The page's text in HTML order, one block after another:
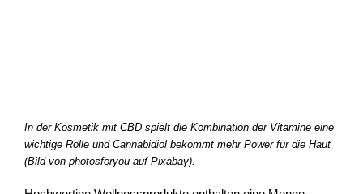
In der Kosmetik mit CBD spielt die Kombination der Vitamine eine
wichtige Rolle und Cannabidiol bekommt mehr Power für die Haut
(Bild von photosforyou auf Pixabay).